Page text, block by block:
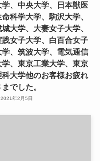
学、中央大学、日本獣医
命科学大学、駒沢大学、
城大学、大妻女子大学、
践女子大学、白百合女子
学、筑波大学、電気通信
学、東京工業大学、東京
科大学他のお客様お疲れ
までした。
2021年2月5日